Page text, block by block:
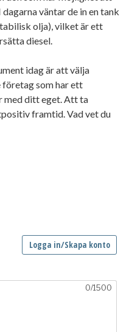
väntar de in en tank
olja), vilket är ett
diesel.
idag är att välja
som har ett
med ditt eget. Att ta
framtid. Vad vet du